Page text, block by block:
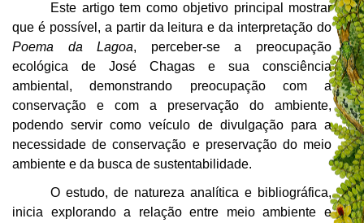
Este artigo tem como objetivo principal mostrar
que é possível, a partir da leitura e da interpretação do
Poema da Lagoa, perceber-se a preocupação
ecológica de José Chagas e sua consciência
ambiental, demonstrando preocupação com a
conservação e com a preservação do ambiente,
podendo servir como veículo de divulgação para a
necessidade de conservação e preservação do meio
ambiente e da busca de sustentabilidade.
O estudo, de natureza analítica e bibliográfica,
inicia explorando a relação entre meio ambiente e